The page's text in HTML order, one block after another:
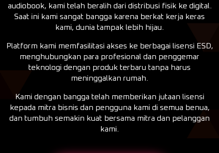
audiobook, kami telah beralih dari distribusi fisik ke digital.
Saat ini kami sangat bangga karena berkat kerja keras
kami, dunia tampak lebih hijau.
Platform kami memfasilitasi akses ke berbagai lisensi ESD,
menghubungkan para profesional dan penggemar
teknologi dengan produk terbaru tanpa harus
meninggalkan rumah.
Kami dengan bangga telah memberikan jutaan lisensi
kepada mitra bisnis dan pengguna kami di semua benua,
dan tumbuh semakin kuat bersama mitra dan pelanggan
kami.